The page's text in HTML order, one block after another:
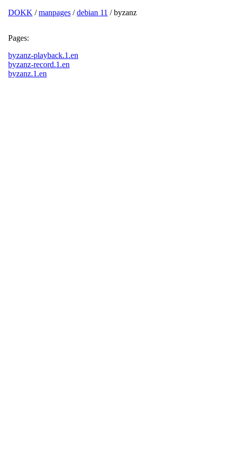
DOKK /manpages /debian 11 / byzanz
Pages:
byzanz-playback.1.en
byzanz-record.1.en
byzanz.1.en